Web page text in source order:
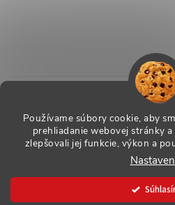
Používame súbory cookie, aby
prehliadanie webovej stránky
zlepšovali jej funkcie, výkon a
Vytvoril
ESHOP - Insomnium,